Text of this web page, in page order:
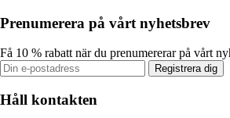
Prenumerera på vårt nyhetsbrev
Få 10 % rabatt när du prenumererar på vårt
Registrera dig
Håll kontakten